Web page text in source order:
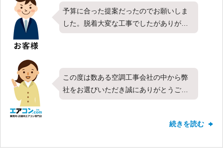
予算に合った提案だったのでお願いしま
した。脱着大変な工事でしたがありがと
うございました。商品も満足です。
この度は数ある空調工事会社の中から弊
社をお選びいただき誠にありがとうござ
います。今回は東芝製の天井吊形・シン
た。対応や価格など、すべての項目で最
続きを読む